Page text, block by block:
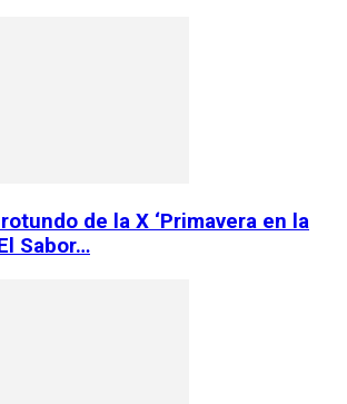
de la X ‘Primavera en la
Sabor…